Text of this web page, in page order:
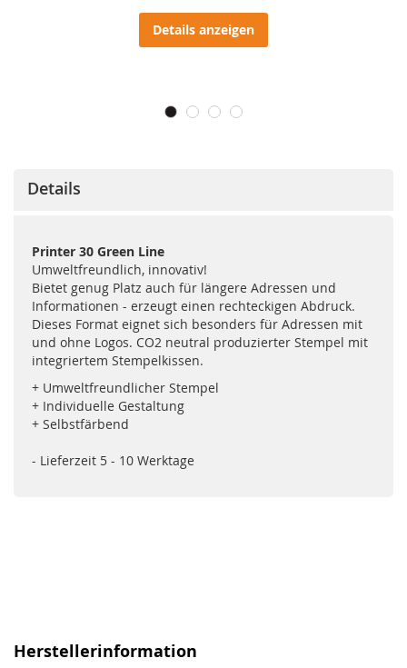
Details anzeigen
Details
Printer 30 Green Line
Umweltfreundlich, innovativ!
Bietet genug Platz auch für längere Adressen und
Informationen - erzeugt einen rechteckigen Abdruck.
Dieses Format eignet sich besonders für Adressen mit
und ohne Logos. CO2 neutral produzierter Stempel mit
integriertem Stempelkissen.
+ Umweltfreundlicher Stempel
+ Individuelle Gestaltung
+ Selbstfärbend
- Lieferzeit 5 - 10 Werktage
Herstellerinformation